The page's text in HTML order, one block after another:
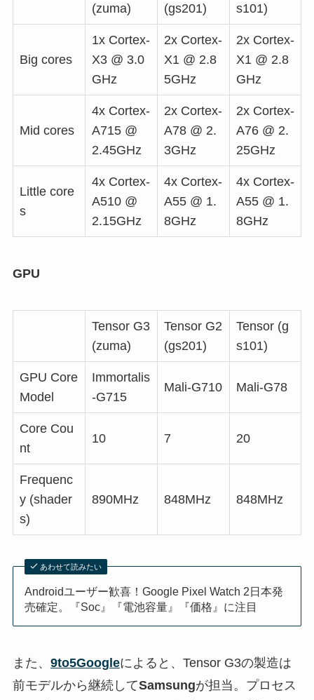
(zuma)
(gs201)
s101)
Big cores
1x Cortex-
X3 @ 3.0
GHz
2x Cortex-
X1 @ 2.8
5GHz
2x Cortex-
X1 @ 2.8
GHz
Mid cores
4x Cortex-
A715 @
2.45GHz
2x Cortex-
A78 @ 2.
3GHz
2x Cortex-
A76 @ 2.
25GHz
Little core
s
4x Cortex-
A510 @
2.15GHz
4x Cortex-
A55 @ 1.
8GHz
4x Cortex-
A55 @ 1.
8GHz
GPU
Tensor G3
(zuma)
Tensor G2
(gs201)
Tensor (g
s101)
GPU Core
Model
Immortalis
-G715
Mali-G710 Mali-G78
Core Cou
nt
10 7 20
Frequenc
y (shader
s)
890MHz 848MHz 848MHz
あわせて読みたい
Androidユーザー歓喜！Google Pixel Watch 2日本発
売確定。『Soc』『電池容量』『価格』に注目
また、 9to5Googleによると、Tensor G3の製造は
前モデルから継続してSamsungが担当。プロセス